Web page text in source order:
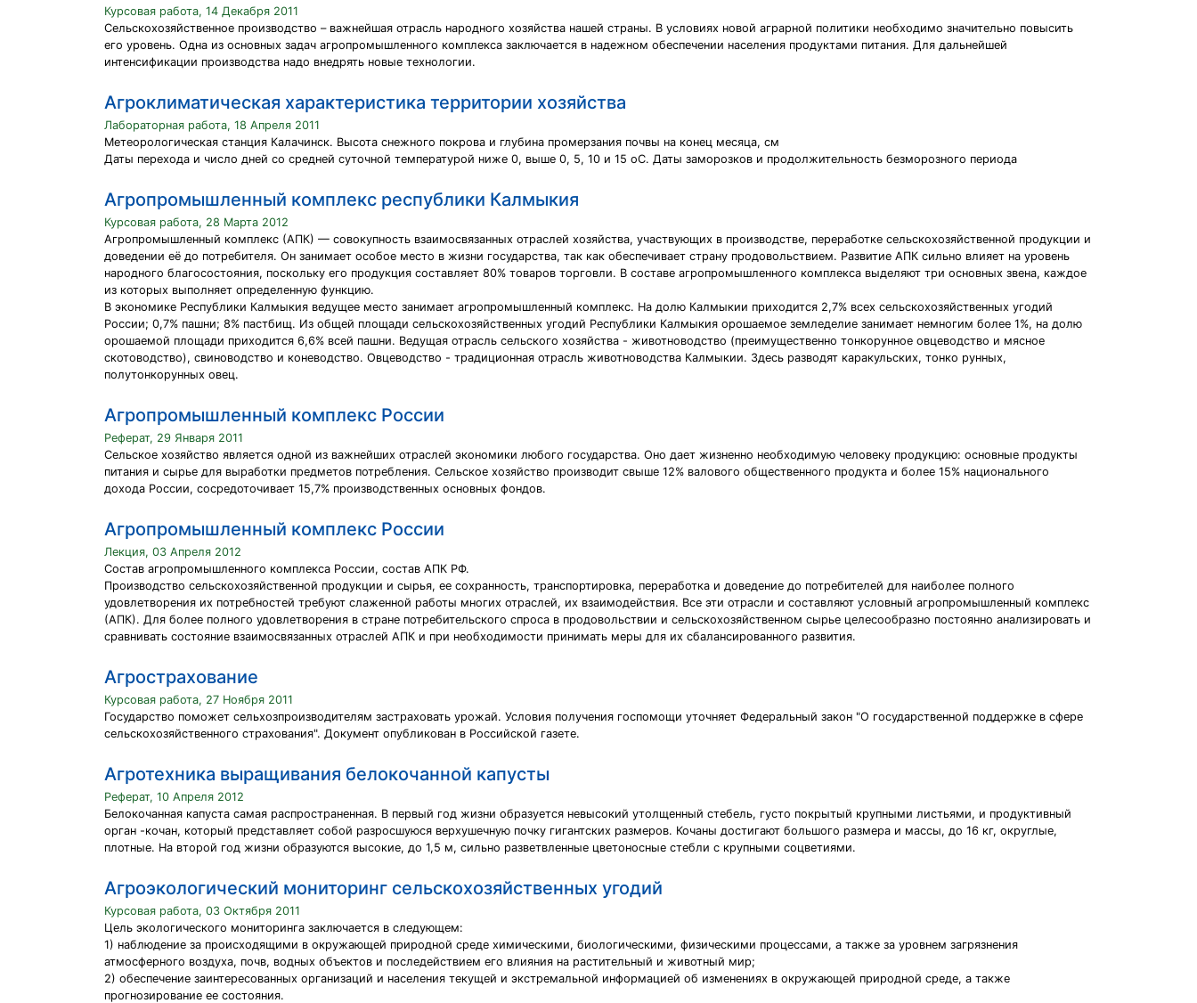
Курсовая работа, 14 Декабря 2011
Сельскохозяйственное производство – важнейшая отрасль народного хозяйства нашей страны. В условиях новой аграрной политики необходимо значительно повысить
его уровень. Одна из основных задач агропромышленного комплекса заключается в надежном обеспечении населения продуктами питания. Для дальнейшей
интенсификации производства надо внедрять новые технологии.
Агроклиматическая характеристика территории хозяйства
Лабораторная работа, 18 Апреля 2011
Метеорологическая станция Калачинск. Высота снежного покрова и глубина промерзания почвы на конец месяца, см
Даты перехода и число дней со средней суточной температурой ниже 0, выше 0, 5, 10 и 15 оС. Даты заморозков и продолжительность безморозного периода
Агропромышленный комплекс республики Калмыкия
Курсовая работа, 28 Марта 2012
Агропромышленный комплекс (АПК) — совокупность взаимосвязанных отраслей хозяйства, участвующих в производстве, переработке сельскохозяйственной продукции и
доведении её до потребителя. Он занимает особое место в жизни государства, так как обеспечивает страну продовольствием. Развитие АПК сильно влияет на уровень
народного благосостояния, поскольку его продукция составляет 80% товаров торговли. В составе агропромышленного комплекса выделяют три основных звена, каждое
из которых выполняет определенную функцию.
В экономике Республики Калмыкия ведущее место занимает агропромышленный комплекс. На долю Калмыкии приходится 2,7% всех сельскохозяйственных угодий
России; 0,7% пашни; 8% пастбищ. Из общей площади сельскохозяйственных угодий Республики Калмыкия орошаемое земледелие занимает немногим более 1%, на долю
орошаемой площади приходится 6,6% всей пашни. Ведущая отрасль сельского хозяйства - животноводство (преимущественно тонкорунное овцеводство и мясное
скотоводство), свиноводство и коневодство. Овцеводство - традиционная отрасль животноводства Калмыкии. Здесь разводят каракульских, тонко рунных,
полутонкорунных овец.
Агропромышленный комплекс России
Реферат, 29 Января 2011
Сельское хозяйство является одной из важнейших отраслей экономики любого государства. Оно дает жизненно необходимую человеку продукцию: основные продукты
питания и сырье для выработки предметов потребления. Сельское хозяйство производит свыше 12% валового общественного продукта и более 15% национального
дохода России, сосредоточивает 15,7% производственных основных фондов.
Агропромышленный комплекс России
Лекция, 03 Апреля 2012
Состав агропромышленного комплекса России, состав АПК РФ.
Производство сельскохозяйственной продукции и сырья, ее сохранность, транспортировка, переработка и доведение до потребителей для наиболее полного
удовлетворения их потребностей требуют слаженной работы многих отраслей, их взаимодействия. Все эти отрасли и составляют условный агропромышленный комплекс
(АПК). Для более полного удовлетворения в стране потребительского спроса в продовольствии и сельскохозяйственном сырье целесообразно постоянно анализировать и
сравнивать состояние взаимосвязанных отраслей АПК и при необходимости принимать меры для их сбалансированного развития.
Агрострахование
Курсовая работа, 27 Ноября 2011
Государство поможет сельхозпроизводителям застраховать урожай. Условия получения госпомощи уточняет Федеральный закон "О государственной поддержке в сфере
сельскохозяйственного страхования". Документ опубликован в Российской газете.
Агротехника выращивания белокочанной капусты
Реферат, 10 Апреля 2012
Белокочанная капуста самая распространенная. В первый год жизни образуется невысокий утолщенный стебель, густо покрытый крупными листьями, и продуктивный
орган -кочан, который представляет собой разросшуюся верхушечную почку гигантских размеров. Кочаны достигают большого размера и массы, до 16 кг, округлые,
плотные. На второй год жизни образуются высокие, до 1,5 м, сильно разветвленные цветоносные стебли с крупными соцветиями.
Агроэкологический мониторинг сельскохозяйственных угодий
Курсовая работа, 03 Октября 2011
Цель экологического мониторинга заключается в следующем:
1) наблюдение за происходящими в окружающей природной среде химическими, биологическими, физическими процессами, а также за уровнем загрязнения
атмосферного воздуха, почв, водных объектов и последействием его влияния на растительный и животный мир;
2) обеспечение заинтересованных организаций и населения текущей и экстремальной информацией об изменениях в окружающей природной среде, а также
прогнозирование ее состояния.